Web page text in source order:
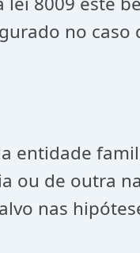
no
entidade
ou de outra
nas